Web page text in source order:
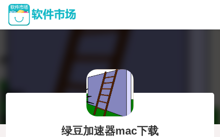
绿豆加速器mac下载